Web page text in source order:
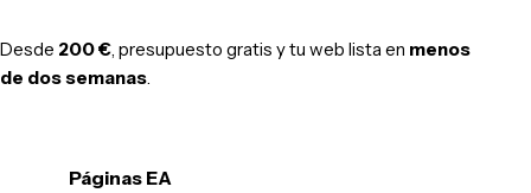
Desde 200 €, presupuesto gratis y tu web lista en menos
de dos semanas.
Páginas EA